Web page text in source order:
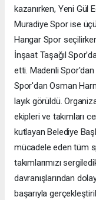
kazanırken, Yeni Gül
Muradiye Spor ise
Hangar Spor
İnşaat Taşağıl
etti. Madenli
Spor'dan Osman
layık görüldü.
ekipleri ve takımları
kutlayan Belediye
mücadele eden tüm
takımlarımızı
davranışlarından
başarıyla